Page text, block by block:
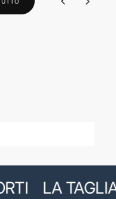
LA TAGLIA